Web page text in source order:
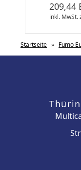
209,44
inkl. MwSt.
Startseite » Fumo